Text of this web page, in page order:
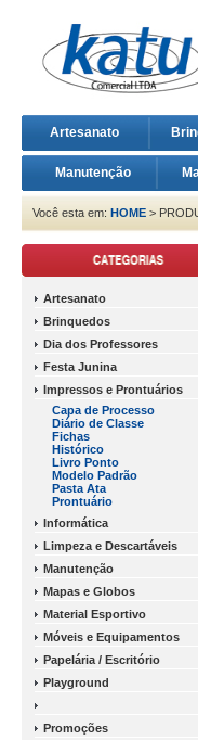
Artesanato
Manutenção
Você esta em: HOME >
Artesanato
Brinquedos
Dia dos Professores
Festa Junina
Impressos e Prontuários
Capa de Processo
Diário de Classe
Fichas
Histórico
Livro Ponto
Modelo Padrão
Pasta Ata
Prontuário
Informática
Limpeza e Descartáveis
Manutenção
Mapas e Globos
Material Esportivo
Móveis e Equipamentos
Papelária / Escritório
Playground
Promoções